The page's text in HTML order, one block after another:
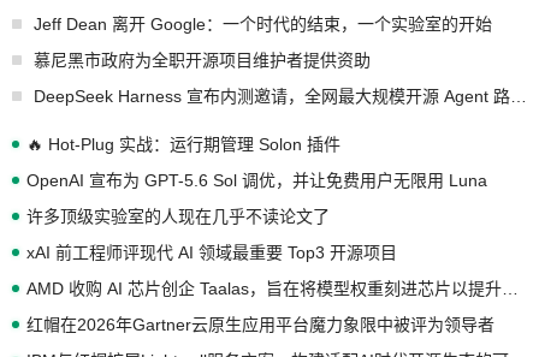
Jeff Dean 离开 Google：一个时代的结束，一个实验室的开始
慕尼黑市政府为全职开源项目维护者提供资助
🔥 Hot-Plug 实战：运行期管理 Solon 插件
OpenAI 宣布为 GPT-5.6 Sol 调优，并让免费用户无限用 Luna
许多顶级实验室的人现在几乎不读论文了
xAI 前工程师评现代 AI 领域最重要 Top3 开源项目
红帽在2026年Gartner云原生应用平台魔力象限中被评为领导者